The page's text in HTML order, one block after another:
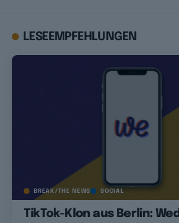
LESEEMPFEHLUNGEN
BREAK/THE NEWS SOCIAL
TikTok-Klon aus Berlin: